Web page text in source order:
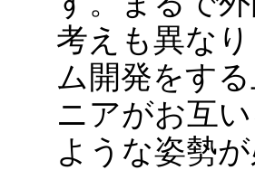
考えも異な
ム開発をす
ニアがお互
ような姿勢